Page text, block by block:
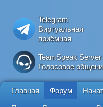
Telegram
Виртуальная
приёмная
TeamSpeak Server
Голосовое
Главная Форум